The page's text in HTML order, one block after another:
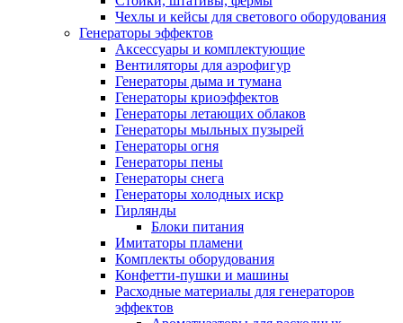
Чехлы и кейсы для светового оборудования
Генераторы эффектов
Аксессуары и комплектующие
Вентиляторы для аэрофигур
Генераторы дыма и тумана
Генераторы криоэффектов
Генераторы летающих облаков
Генераторы мыльных пузырей
Генераторы огня
Генераторы пены
Генераторы снега
Генераторы холодных искр
Гирлянды
Блоки питания
Имитаторы пламени
Комплекты оборудования
Конфетти-пушки и машины
Расходные материалы для генераторов
эффектов